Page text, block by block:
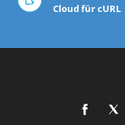
Cloud für cURL